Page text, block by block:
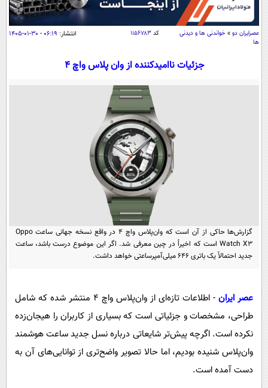
اقتصاد
اجتماعی
حوادث
سلامت
یک برش دانایی
محیط زیست
سفر و تفریح
ورزشی
بین الملل
سیاست خارجی
فرهنگ و هنر
علم و دانش
فناوری و It
علمی
اخبار کریپتو
قرآن
گوناگون
سرگرمی
باشگاه مغز
مجله تصویری سلاح
فیلم
اقتصاد
ورزش
سیاست
فناوری
حوادث
عصر ایران 2
خواندنی ها و دیدنی ها
داستان کوتاه
روانشناسی
دانلود
آموزش زبان
عصرايران دو » خواندنی ها و دیدنی
ها
کد۱۱۵۶۷۸۳ انتشار: ۰۶:۱۹ - ۳۰-۰۱-۱۴۰۵
جزئیات ناامیدکننده از وان پلاس واچ ۴
گزارش‌ها حاکی از آن است که وان‌پلاس واچ ۴ در واقع نسخه جهانی ساعت Oppo
Watch X3 است که اخیراً در چین معرفی شد. اگر این موضوع درست باشد، ساعت
جدید احتمالاً یک باتری 646 میلی‌آمپرساعتی خواهد داشت.
عصر ایران
- اطلاعات تازه‌ای از وان‌پلاس واچ ۴ منتشر شده که شامل
طراحی، مشخصات و جزئیاتی است که بسیاری از کاربران را هیجان‌زده
نکرده است. اگرچه پیش‌تر شایعاتی درباره نسل جدید ساعت هوشمند
وان‌پلاس شنیده بودیم، اما حالا تصویر واضح‌تری از توانایی‌های آن به
دست آمده است.